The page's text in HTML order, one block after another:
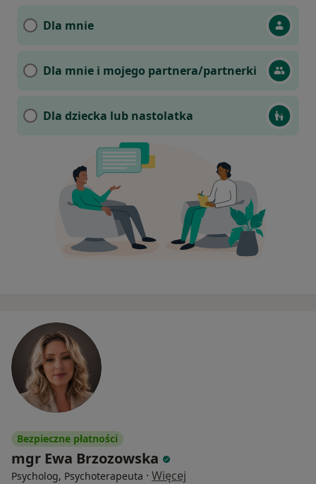
Dla mnie
Dla mnie i mojego partnera/partnerki
Dla dziecka lub nastolatka
Bezpieczne płatności
mgr Ewa Brzozowska
Psycholog, Psychoterapeuta · Więcej